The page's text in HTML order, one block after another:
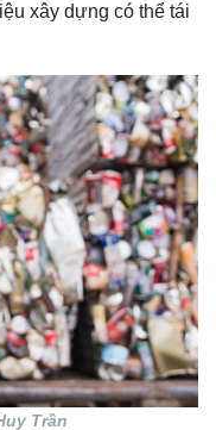
xây dựng có thể tái
Trần